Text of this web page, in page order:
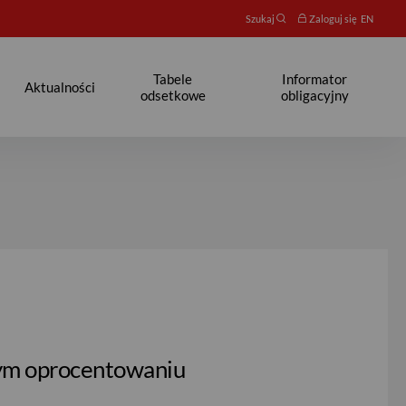
Szukaj Zaloguj się EN
Aktualności
Tabele
odsetkowe
Informator
obligacyjny
oprocentowaniu